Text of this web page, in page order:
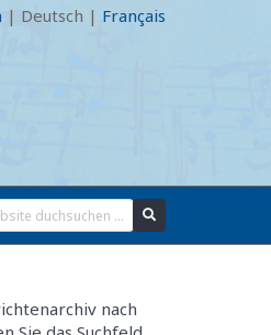
| Deutsch | Français
nach